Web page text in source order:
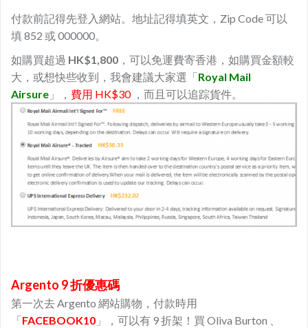
付款前記得先登入網站。地址記得填英文，Zip Code 可以
填 852 或 000000。
如購買超過 HK$1,800 ，可以免運費寄香港，如購買金額較
大，或想快些收到，我會建議大家選「Royal Mail
Airsure 」， 費用 HK$30 ，而且可以追踪貨件。
Argento 9 折優惠碼
第一次去 Argento 網站購物，付款時用
「FACEBOOK10 」，可以有 9 折架！買 Oliva Burton 、